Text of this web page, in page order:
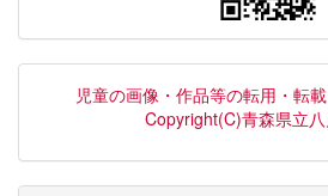
児童の画像・作品等の転用・転載
Copyright(C)青森県立